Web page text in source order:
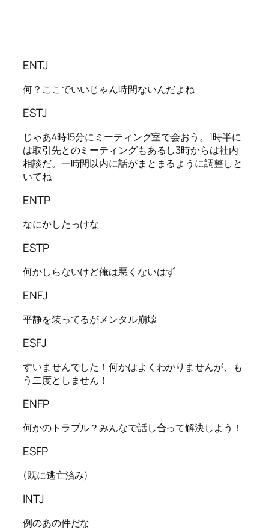
ENTJ
何？ここでいいじゃん時間ないんだよね
ESTJ
じゃあ4時15分にミーティング室で会おう。1時半に
は取引先とのミーティングもあるし3時からは社内
相談だ。一時間以内に話がまとまるように調整しと
いてね
ENTP
なにかしたっけな
ESTP
何かしらないけど俺は悪くないはず
ENFJ
平静を装ってるがメンタル崩壊
ESFJ
すいませんでした！何かはよくわかりませんが、も
う二度としません！
ENFP
何かのトラブル？みんなで話し合って解決しよう！
ESFP
(既に逃亡済み)
INTJ
例のあの件だな